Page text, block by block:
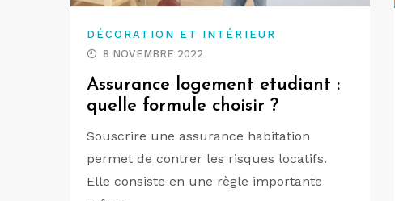
DÉCORATION ET INTÉRIEUR
8 NOVEMBRE 2022
Assurance logement etudiant :
quelle formule choisir ?
Souscrire une assurance habitation
permet de contrer les risques locatifs.
Elle consiste en une règle importante